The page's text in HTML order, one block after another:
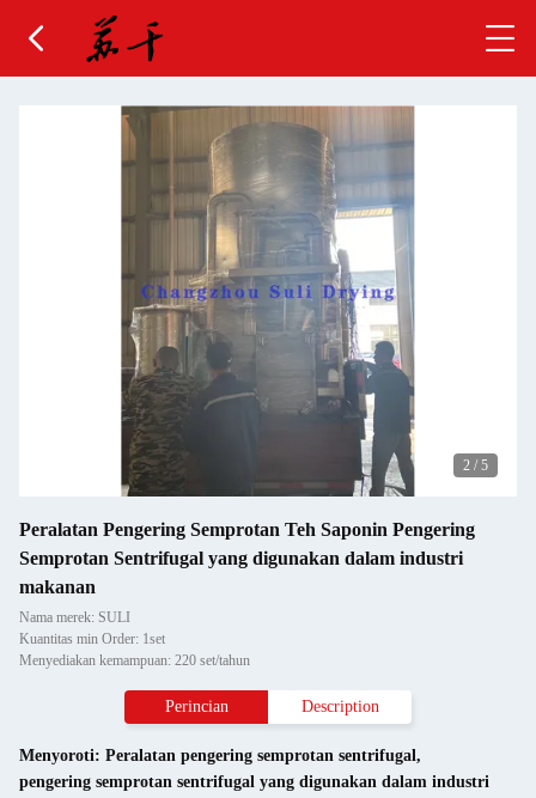
2 / 5
Peralatan Pengering Semprotan Teh Saponin Pengering
Semprotan Sentrifugal yang digunakan dalam industri
makanan
Nama merek: SULI
Kuantitas min Order: 1set
Menyediakan kemampuan: 220 set/tahun
Perincian Description
Menyoroti: Peralatan pengering semprotan sentrifugal,
pengering semprotan sentrifugal yang digunakan dalam industri